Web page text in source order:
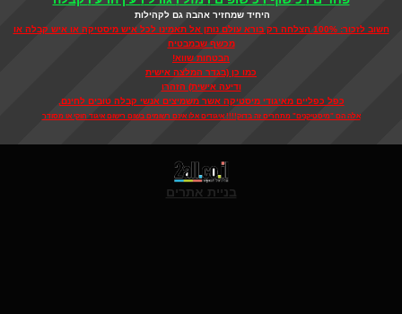
היחיד שמחזיר אהבה גם לקהילות
חשוב לזכור: 100% הצלחה רק בורא עולם נותן אל תאמינו לכל איש מיסטיקה או איש קבלה או
מכשף שבמבטיח
הבטחות שווא!
כמו כן (בגדר המלצה אישית
ודיעה אישית) הזהרו
כפל כפליים מאיגודי מיסטיקה אשר משמיצים אנשי קבלה טובים לחינם,
אלה הם "מיסטיקנים" מתחרים זה בדוק!!!! איגודים אלו אינם רשומים בשום רישום איגוד חוקי או מסודר
בניית אתרים